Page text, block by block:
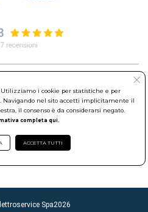
Scalo (RM)
Fiscale: 06634500588 Capitale
Iscritto al Registro delle Imprese di
da Vinci, 40 - 00015 Monterotondo
06.90095358
Spa2026
i cookie per statistiche e per
Navigando nel sito accetti implicitamente il
il consenso è da considerarsi negato.
completa qui.
ACCETTA TUTTI